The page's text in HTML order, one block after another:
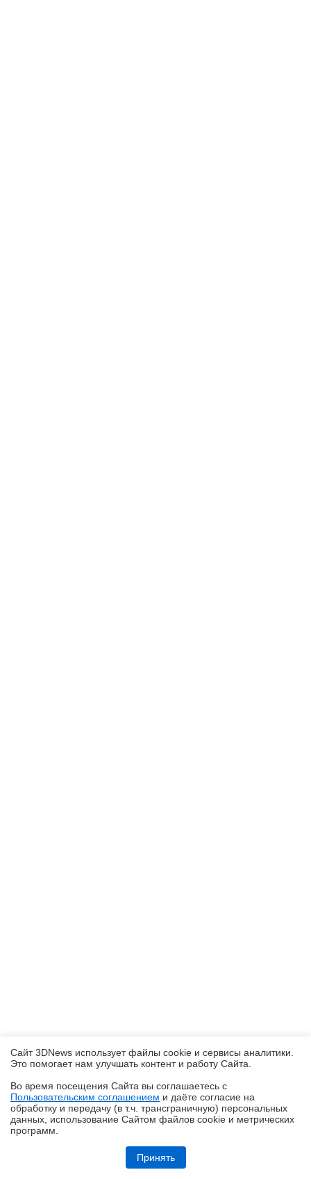
Ryzen и двухранговая DDR5: проверяем комплект G.Skill Trident Z5
Сайт 3DNews использует файлы cookie и сервисы аналитики.
Это помогает нам улучшать контент и работу Cайта.
Во время посещения Cайта вы соглашаетесь с
Пользовательским соглашением и даёте согласие на
обработку и передачу (в т.ч. трансграничную) персональных
данных, использование Cайтом файлов cookie и метрических
программ.
Принять